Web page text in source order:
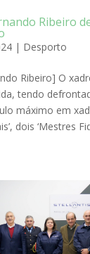
Ribeiro
| Desporto
Ribeiro] O
tendo
máximo em
dois ‘Mestres